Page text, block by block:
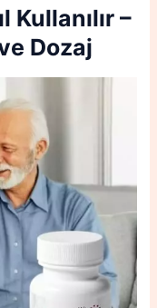
Kullanılır –
Dozaj